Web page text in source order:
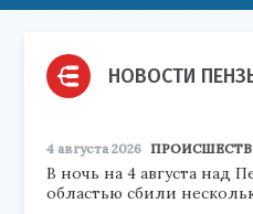
НОВОСТИ
4 августа 2026
В ночь на 4 августа над
областью сбили